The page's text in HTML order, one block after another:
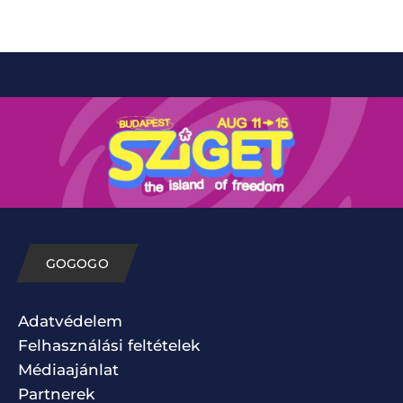
GOGOGO
Adatvédelem
Felhasználási feltételek
Médiaajánlat
Partnerek